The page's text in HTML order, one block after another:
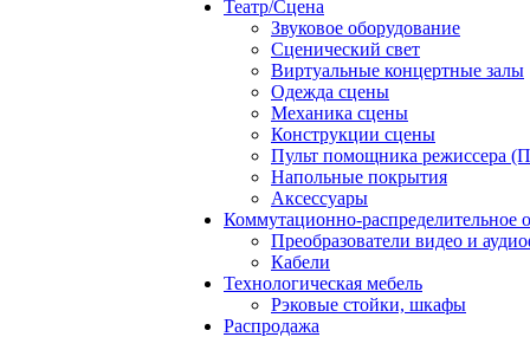
Театр/Сцена
Звуковое оборудование
Сценический свет
Виртуальные концертные залы
Одежда сцены
Механика сцены
Конструкции сцены
Пульт помощника режиссера
Напольные покрытия
Аксессуары
Коммутационно-распределительное
Преобразователи видео и
Кабели
Технологическая мебель
Рэковые стойки, шкафы
Распродажа